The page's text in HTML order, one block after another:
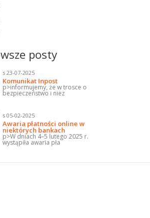
posty
s 23-07-2025
Komunikat Inpost
p>informujemy, że w trosce o
bezpieczeństwo i niez
s 05-02-2025
Awaria płatności online w
niektórych bankach
p>W dniach 4–5 lutego 2025 r.
wystąpiła awaria pła